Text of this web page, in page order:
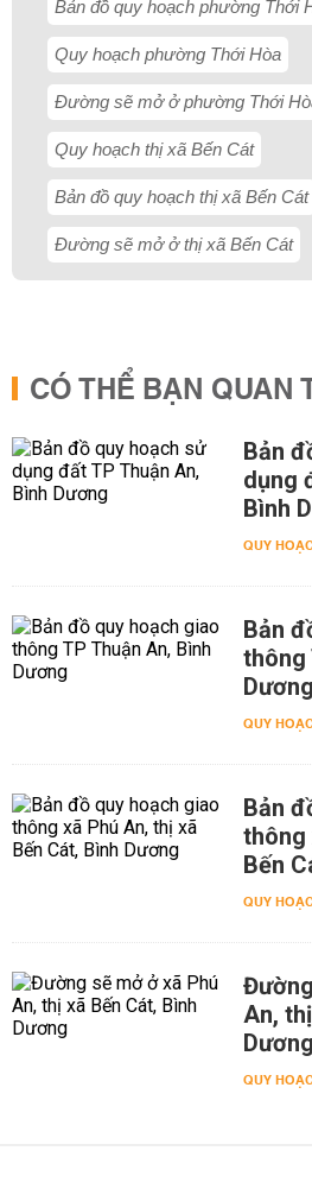
Bản đồ quy hoạch phường Thới
Quy hoạch phường Thới Hòa
Đường sẽ mở ở phường Thới
Quy hoạch thị xã Bến Cát
Bản đồ quy hoạch thị xã Bến Cát
Đường sẽ mở ở thị xã Bến Cát
CÓ THỂ BẠN QUAN
Bản
dụng
Bình
QUY
Bản
thông
Dương
QUY
Bản
thông
Bến
QUY
An,
Dương
QUY